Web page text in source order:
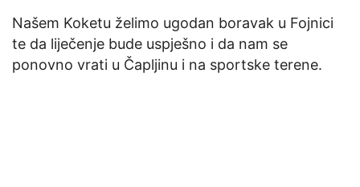
Našem Koketu želimo ugodan boravak u Fojnici
te da liječenje bude uspješno i da nam se
ponovno vrati u Čapljinu i na sportske terene.